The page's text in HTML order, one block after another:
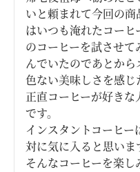
いと頼まれて今回の
はいつも淹れたコー
のコーヒーを試させ
んでいたのであとか
色ない美味しさを感じ
正直コーヒーが好き
です。
インスタントコーヒ
対に気に入ると思いま
そんなコーヒーを楽